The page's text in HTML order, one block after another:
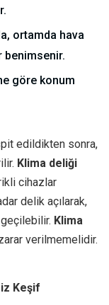
ortamda hava
benimsenir.
göre konum
edildikten sonra,
Klima deliği
cihazlar
delik açılarak,
Klima
zarar verilmemelidir.
Keşif